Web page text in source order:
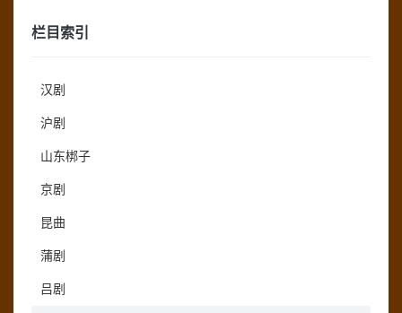
栏目索引
汉剧
沪剧
山东梆子
京剧
昆曲
蒲剧
吕剧